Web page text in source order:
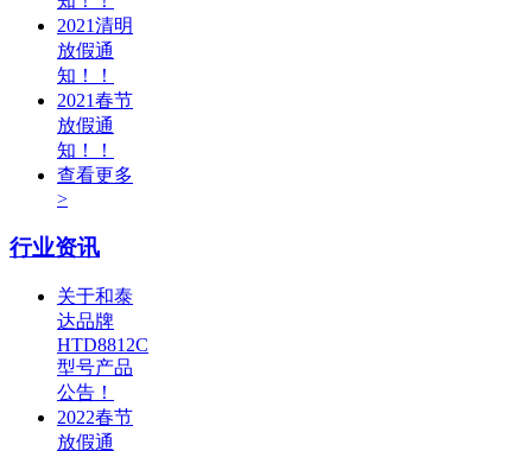
2021清明
放假通
知！！
2021春节
放假通
知！！
查看更多
>
行业资讯
关于和泰
达品牌
HTD8812C
型号产品
公告！
2022春节
放假通